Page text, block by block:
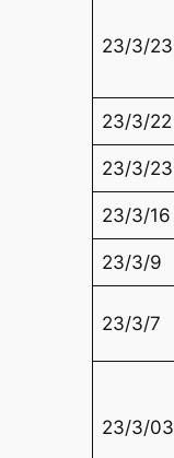
23/3/23
23/3/22
23/3/23
23/3/16
23/3/9
23/3/7
23/3/03